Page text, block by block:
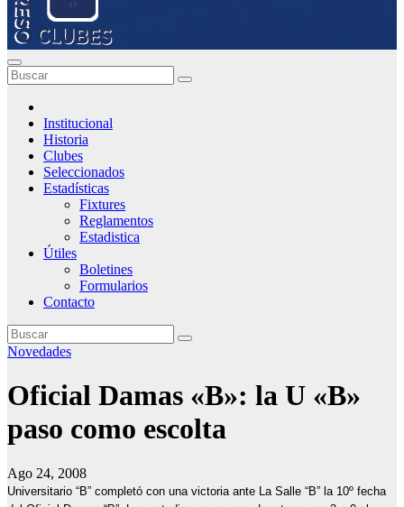
Institucional
Historia
Clubes
Seleccionados
Estadísticas
Fixtures
Reglamentos
Estadistica
Útiles
Boletines
Formularios
Contacto
Novedades
Oficial Damas «B»: la U «B»
paso como escolta
Ago 24, 2008
Universitario “B” completó con una victoria ante La Salle “B” la 10º fecha